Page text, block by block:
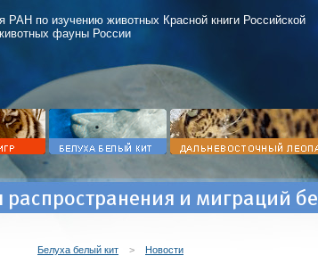
РАН по изучению животных Красной книги Российской
фауны России
и миграций
Белуха белый кит > Новости